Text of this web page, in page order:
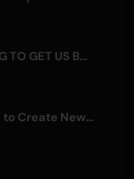
EMNW Premieres 'LOVING TO GET US BY' Music Video on August 7
Synxro Project Launches to Create New IP from Fictional Anime Openings